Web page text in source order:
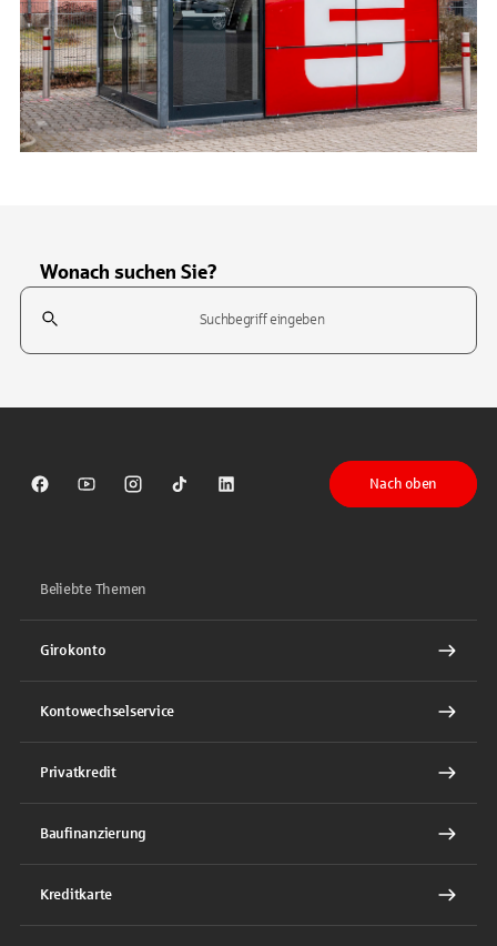
Wonach suchen Sie?
Suchfeld
Sparkasse auf Facebook
Sparkasse auf Youtube
Sparkasse auf Instagram
Sparkasse auf TikTok
Sparkasse auf LinkedIn
Nach oben
Beliebte Themen
Girokonto
Kontowechselservice
Privatkredit
Baufinanzierung
Kreditkarte